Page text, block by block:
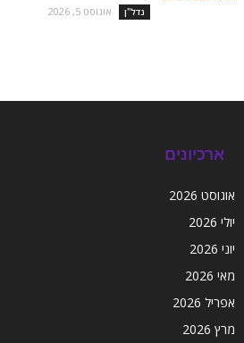
נדל''ן אוגוסט 5, 2026
ארכיונים
אוגוסט 2026
יולי 2026
יוני 2026
מאי 2026
אפריל 2026
מרץ 2026